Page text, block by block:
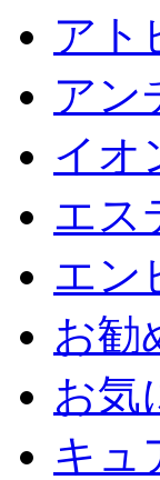
アト
アン
イオ
エス
エン
お勧
お気
キュ